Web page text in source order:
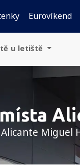
Eurovíkend
u letiště
Miguel